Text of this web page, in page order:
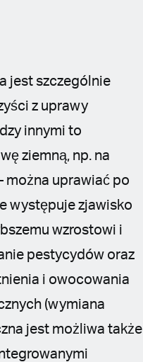
jest szczególnie
z uprawy
innymi to
ziemną, np. na
można uprawiać po
występuje zjawisko
wzrostowi i
pestycydów oraz
i owocowania
(wymiana
jest możliwa także